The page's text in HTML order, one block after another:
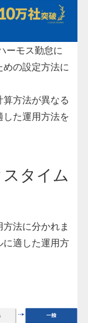
ーモス勤怠に
の設定方法に
算方法が異なる
した運用方法を
スタイム
法に分かれま
に適した運用方